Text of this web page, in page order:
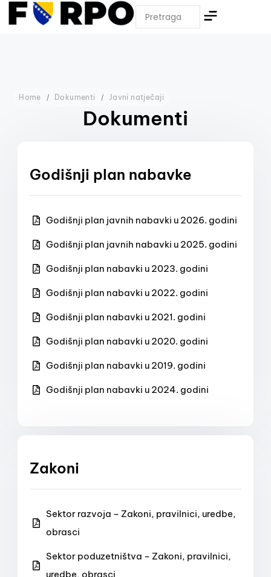
Godišnji plan nabavke
Godišnji plan javnih nabavki u 2026. godini
Godišnji plan javnih nabavki u 2025. godini
Godišnji plan nabavki u 2023. godini
Godišnji plan nabavki u 2022. godini
Godišnji plan nabavki u 2021. godini
Godišnji plan nabavki u 2020. godini
Godišnji plan nabavki u 2019. godini
Godišnji plan nabavki u 2024. godini
Zakoni
Sektor razvoja – Zakoni, pravilnici, uredbe,
obrasci
Sektor poduzetništva – Zakoni, pravilnici,
uredbe, obrasci
Home Dokumenti Javni natječaji
Dokumenti